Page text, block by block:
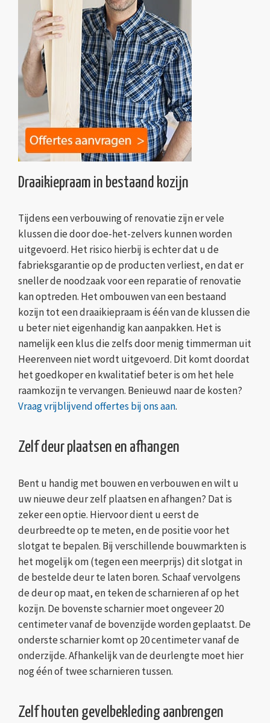
Draaikiepraam in bestaand kozijn
Tijdens een verbouwing of renovatie zijn er vele
klussen die door doe-het-zelvers kunnen worden
uitgevoerd. Het risico hierbij is echter dat u de
fabrieksgarantie op de producten verliest, en dat er
sneller de noodzaak voor een reparatie of renovatie
kan optreden. Het ombouwen van een bestaand
kozijn tot een draaikiepraam is één van de klussen die
u beter niet eigenhandig kan aanpakken. Het is
namelijk een klus die zelfs door menig timmerman uit
Heerenveen niet wordt uitgevoerd. Dit komt doordat
het goedkoper en kwalitatief beter is om het hele
raamkozijn te vervangen. Benieuwd naar de kosten?
Vraag vrijblijvend offertes bij ons aan.
Zelf deur plaatsen en afhangen
Bent u handig met bouwen en verbouwen en wilt u
uw nieuwe deur zelf plaatsen en afhangen? Dat is
zeker een optie. Hiervoor dient u eerst de
deurbreedte op te meten, en de positie voor het
slotgat te bepalen. Bij verschillende bouwmarkten is
het mogelijk om (tegen een meerprijs) dit slotgat in
de bestelde deur te laten boren. Schaaf vervolgens
de deur op maat, en teken de scharnieren af op het
kozijn. De bovenste scharnier moet ongeveer 20
centimeter vanaf de bovenzijde worden geplaatst. De
onderste scharnier komt op 20 centimeter vanaf de
onderzijde. Afhankelijk van de deurlengte moet hier
nog één of twee scharnieren tussen.
Zelf houten gevelbekleding aanbrengen